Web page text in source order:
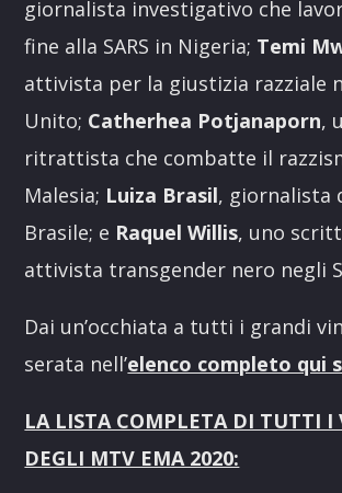
giornalista investigativo che
fine alla SARS in Nigeria; Temi
attivista per la giustizia razziale
Unito; Catherhea Potjanaporn,
ritrattista che combatte il
Malesia; Luiza Brasil, giornalista
Brasile; e Raquel Willis, uno
attivista transgender nero negli
Dai un’occhiata a tutti i grandi
serata nell’elenco completo qui
LA LISTA COMPLETA DI TUTTI I
DEGLI MTV EMA 2020: